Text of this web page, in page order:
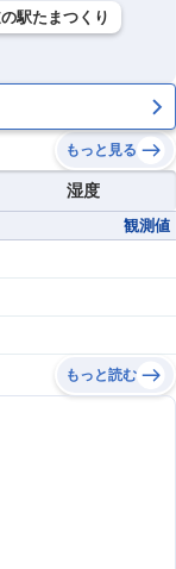
駅たまつくり
もっと見る
湿度
観測値
もっと読む